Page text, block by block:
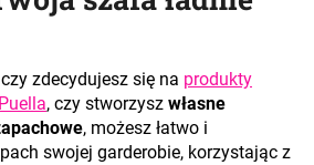
zdecydujesz się na produkty
, czy stworzysz własne
, możesz łatwo i
swojej garderobie, korzystając z